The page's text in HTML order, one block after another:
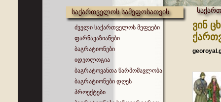
საქართველოს სამეფოსათვის
ძველი საქართველოს მეფეები
ფარნავაზიანები
ბაგრატიონები
იდეოლოგია
ბაგრატოვანთა წარმომავლობა
ბაგრატიონები დღეს
პროექტები
ვინ